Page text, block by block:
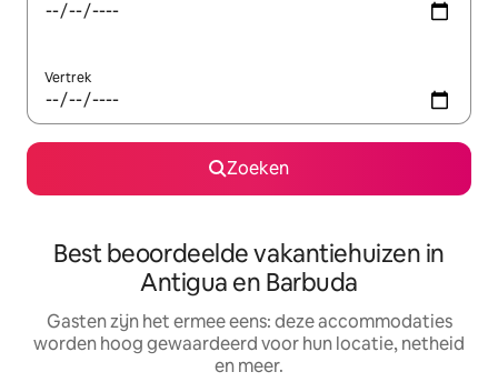
Vertrek
Zoeken
Best beoordeelde vakantiehuizen in
Antigua en Barbuda
Gasten zijn het ermee eens: deze accommodaties
worden hoog gewaardeerd voor hun locatie, netheid
en meer.